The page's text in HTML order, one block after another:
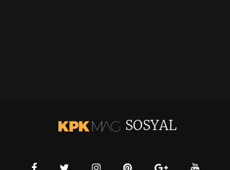
SOSYAL